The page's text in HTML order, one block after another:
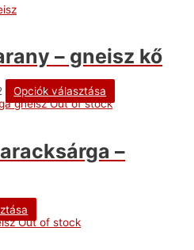
– gneisz kő
Opciók választása
Out of stock
–
Out of stock